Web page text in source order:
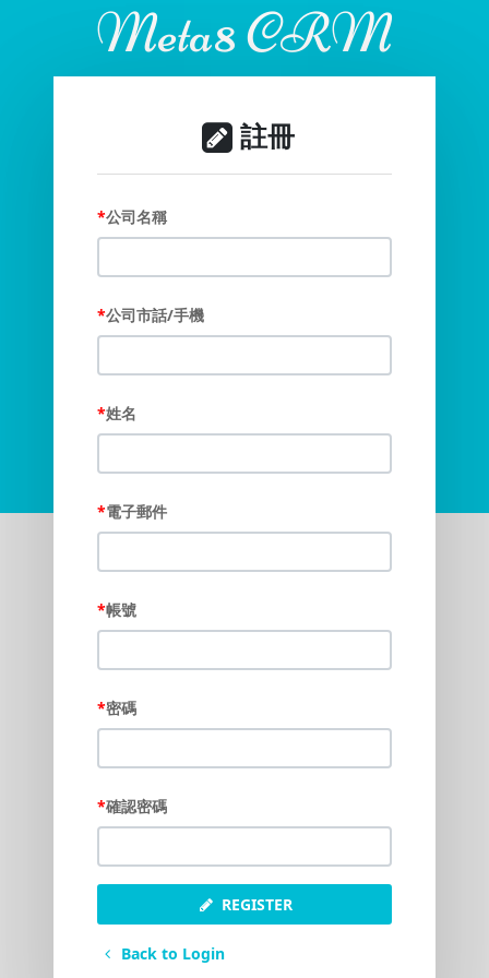
Meta8 CRM
註冊
公司名稱
公司市話/手機
姓名
電子郵件
帳號
密碼
確認密碼
REGISTER
Back to Login